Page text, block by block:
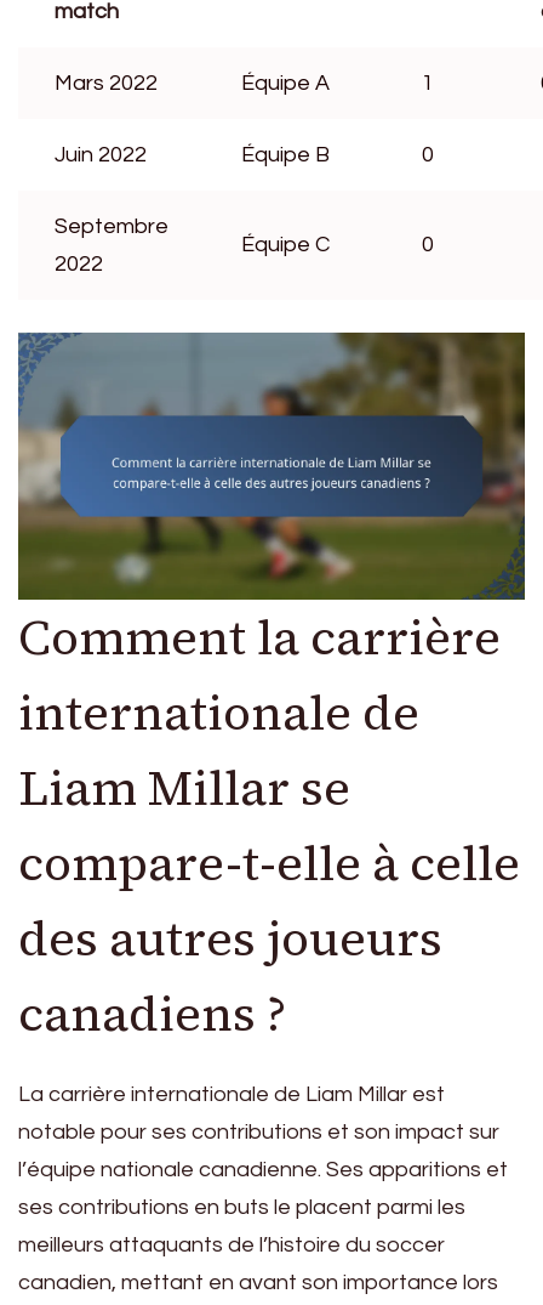
match
Mars 2022 Équipe A 1
Juin 2022 Équipe B 0
Septembre
2022
Équipe C 0
Comment la carrière
internationale de
Liam Millar se
compare-t-elle à celle
des autres joueurs
canadiens ?
La carrière internationale de Liam Millar est
notable pour ses contributions et son impact sur
l’équipe nationale canadienne. Ses apparitions et
ses contributions en buts le placent parmi les
meilleurs attaquants de l’histoire du soccer
canadien, mettant en avant son importance lors